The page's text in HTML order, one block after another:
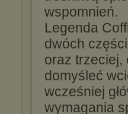
wspomnień.
Legenda
dwóch
oraz trzeciej,
domyśleć
wcześniej
wymagania